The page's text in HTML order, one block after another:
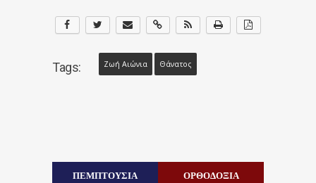
Tags: Ζωή Αιώνια Θάνατος
ΠΕΜΠΤΟΥΣΙΑ ΟΡΘΟΔΟΞΙΑ